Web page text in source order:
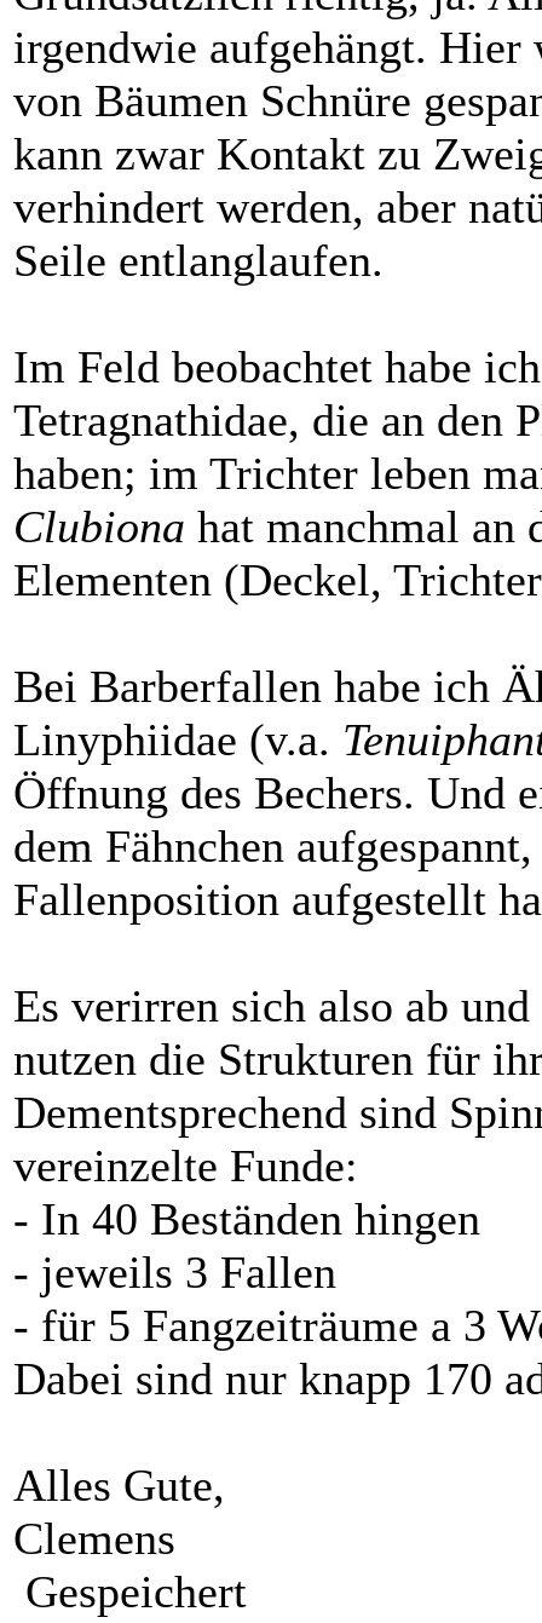
irgendwie aufgehängt. Hier
von Bäumen Schnüre
kann zwar Kontakt zu
verhindert werden, aber
Seile entlanglaufen.
Im Feld beobachtet habe
Tetragnathidae, die an den
haben; im Trichter leben
Clubiona hat manchmal an
Elementen (Deckel,
Bei Barberfallen habe ich
Linyphiidae (v.a.
Öffnung des Bechers. Und
dem Fähnchen
Fallenposition aufgestellt
Es verirren sich also ab
nutzen die Strukturen für
Dementsprechend sind
vereinzelte Funde:
- In 40 Beständen hingen
- jeweils 3 Fallen
- für 5 Fangzeiträume a 3
Dabei sind nur knapp 170
Alles Gute,
Clemens
Gespeichert